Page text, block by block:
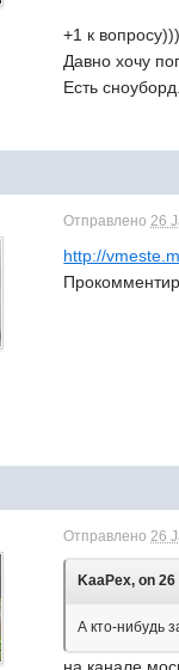
+1 к вопросу)))
Давно хочу
Есть
Отправлено26
http://
Отправлено26
KaaPex, on
А кто-нибудь